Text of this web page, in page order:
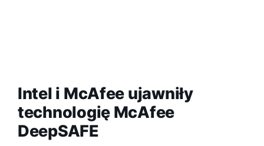
Intel i McAfee ujawniły
technologię McAfee
DeepSAFE